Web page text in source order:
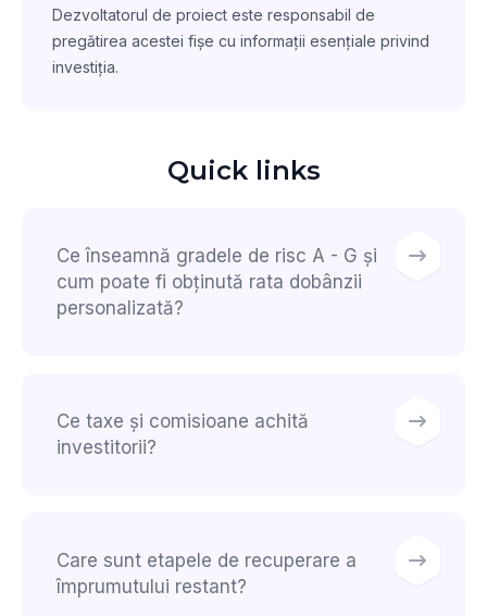
Dezvoltatorul de proiect este responsabil de
pregătirea acestei fișe cu informații esențiale privind
investiția.
Quick links
Ce înseamnă gradele de risc A - G și
cum poate fi obținută rata dobânzii
personalizată?
Ce taxe și comisioane achită
investitorii?
Care sunt etapele de recuperare a
împrumutului restant?